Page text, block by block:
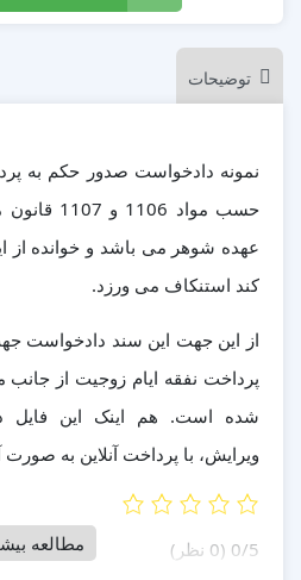
توضیحات
نمونه دادخواست صدور حکم به
حسب مواد
عهده شوهر می باشد و خوانده از
کند استنکاف می ورزد.
از این جهت این سند دادخواست
پرداخت نفقه ایام زوجیت از جانب
شده است. هم اینک این فایل
ویرایش، با پرداخت آنلاین به
‫0/5 ‫(0 نظر) مطالعه